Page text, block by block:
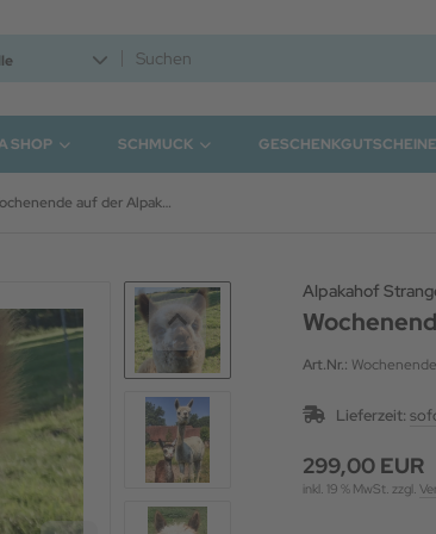
SHOP SCHMUCK GESCHENKGUTSCHEINE
Wochenende auf der Alpakaweide mit Halbpension
Alpakahof
Art.Nr.: Wochenende
Lieferzeit:
299,00 EUR
inkl. 19 % MwSt. zzgl.